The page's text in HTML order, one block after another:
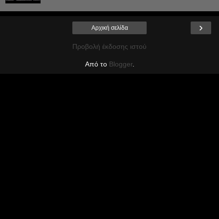
›
Αρχική σελίδα
Προβολή έκδοσης ιστού
Από το Blogger.